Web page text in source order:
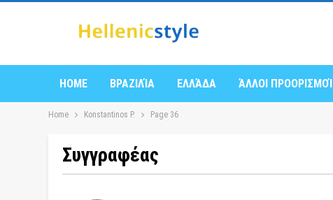
HOME ΒΡΑΖΙΛΊΑ ΕΛΛΆΔΑ ΆΛΛΟΙ ΠΡΟΟΡΙΣΜΟΊ
Home Konstantinos P. Page 36
Συγγραφέας